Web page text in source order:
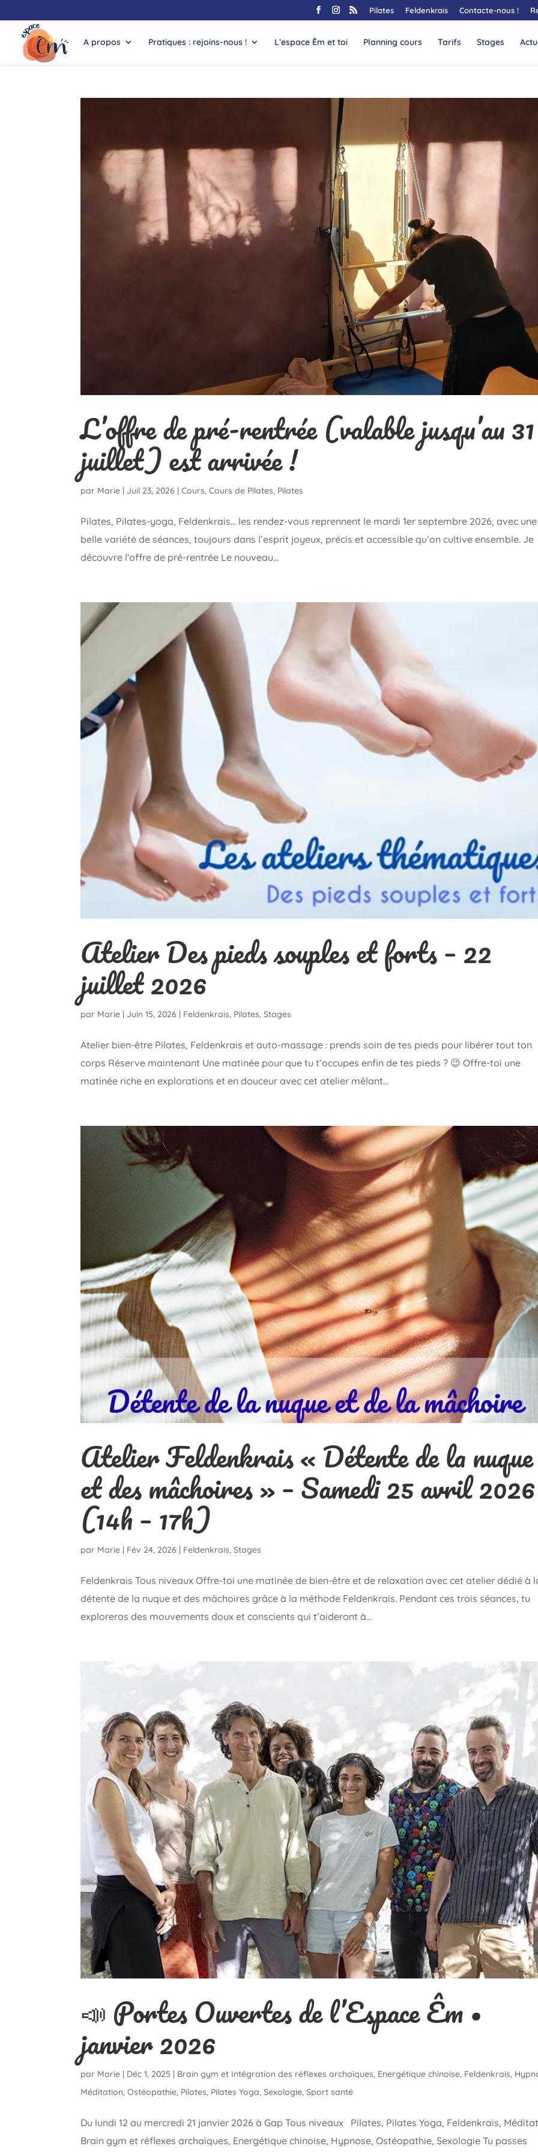
Pilates Feldenkrais Contacte-nous !
A propos Pratiques : rejoins-nous ! L’espace Êm et toi Planning cours Tarifs Stages
L’offre de pré-rentrée (valable jusqu’au 31
juillet) est arrivée !
par Marie | Juil 23, 2026 |Cours,Cours de Pilates, Pilates
Pilates, Pilates-yoga, Feldenkrais… les rendez-vous reprennent le mardi 1er septembre 2026, avec une
belle variété de séances, toujours dans l’esprit joyeux, précis et accessible qu’on cultive ensemble. Je
découvre l'offre de pré-rentrée Le nouveau...
Atelier Des pieds souples et forts – 22
juillet 2026
par Marie Juin 15, 2026 Feldenkrais, Pilates,Stages
Atelier bien-être Pilates, Feldenkrais et auto-massage : prends soin de tes pieds pour libérer tout ton
corps Réserve maintenant Une matinée pour que tu t’occupes enfin de tes pieds ? 😉 Offre-toi une
matinée riche en explorations et en douceur avec cet atelier mêlant...
Atelier Feldenkrais « Détente de la nuque
et des mâchoires » – Samedi 25 avril 2026
(14h – 17h)
par Marie | Fév 24, 2026 | Feldenkrais,Stages
Feldenkrais Tous niveaux Offre-toi une matinée de bien-être et de relaxation avec cet atelier dédié à
détente de la nuque et des mâchoires grâce à la méthode Feldenkrais. Pendant ces trois séances, tu
exploreras des mouvements doux et conscients qui t’aideront à...
📣 Portes Ouvertes de l’Espace Êm •
janvier 2026
par Marie | Déc 1, 2025 | Brain gym et Intégration des réflexes archaïques, Energétique chinoise, Feldenkrais,
Méditation,Ostéopathie, Pilates, Pilates Yoga,Sexologie,Sport santé
Du lundi 12 au mercredi 21 janvier 2026 à Gap Tous niveaux Pilates, Pilates Yoga, Feldenkrais,
Brain gym et réflexes archaïques, Energétique chinoise, Hypnose, Ostéopathie, Sexologie Tu passes